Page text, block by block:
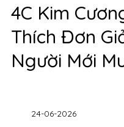
4C Kim
Thích Đơn
Người Mới
24-06-2026